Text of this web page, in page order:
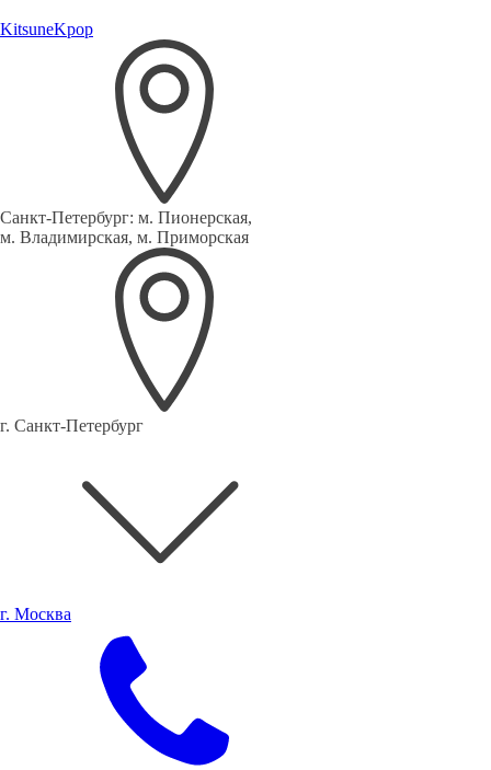
KitsuneKpop
Санкт-Петербург: м. Пионерская,
м. Владимирская, м. Приморская
г. Санкт-Петербург
г. Москва